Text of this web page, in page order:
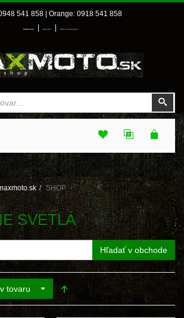
541 858 | Orange: 0918 541 858
Prihlásenie Môj účet Môj zoznam prianí
MENU
SHOP
SVETLÁ
Hľadať v obchode
tovaru